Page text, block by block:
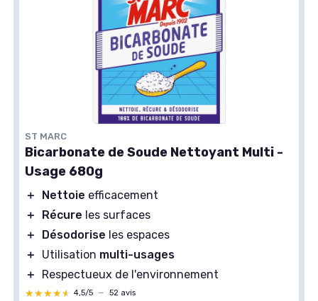
ST MARC
Bicarbonate de Soude Nettoyant Multi -
Usage 680g
＋ Nettoie efficacement
＋
Récure les surfaces
＋
Désodorise les espaces
＋
Utilisation multi-usages
＋
Respectueux de l'environnement
★★★★★
★★★★★ 4,5/5 — 52 avis